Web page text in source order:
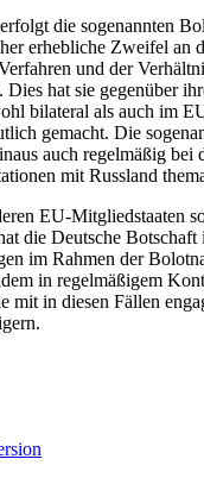
die sogenannten
erhebliche Zweifel an
und der
hat sie gegenüber
bilateral als auch im
gemacht. Die
auch regelmäßig bei
mit Russland
EU-Mitgliedstaaten
die Deutsche Botschaft
im Rahmen der
in regelmäßigem
mit in diesen Fällen